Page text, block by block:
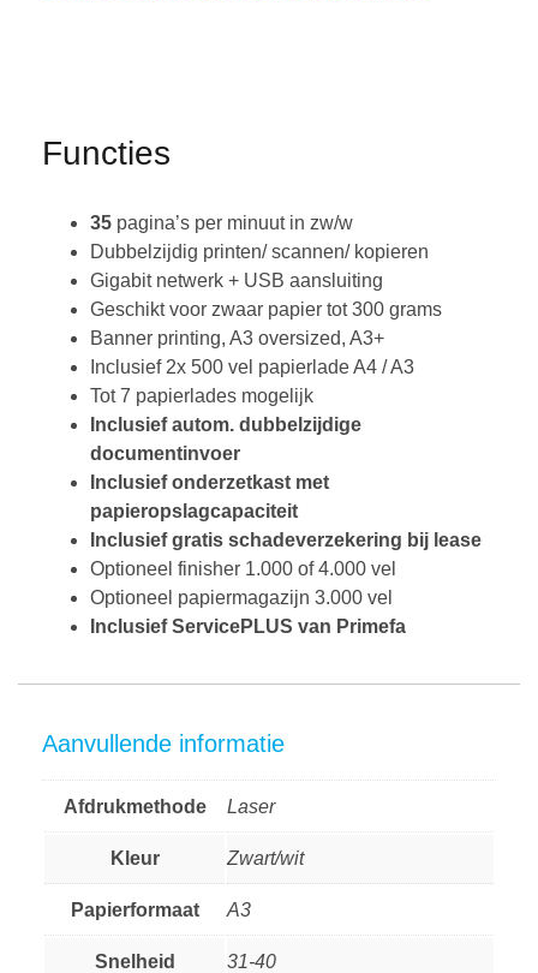
Functies
35 pagina’s per minuut in zw/w
Dubbelzijdig printen/ scannen/ kopieren
Gigabit netwerk + USB aansluiting
Geschikt voor zwaar papier tot 300 grams
Banner printing, A3 oversized, A3+
Inclusief 2x 500 vel papierlade A4 / A3
Tot 7 papierlades mogelijk
Inclusief autom. dubbelzijdige
documentinvoer
Inclusief onderzetkast met
papieropslagcapaciteit
Inclusief gratis schadeverzekering bij lease
Optioneel finisher 1.000 of 4.000 vel
Optioneel papiermagazijn 3.000 vel
Inclusief ServicePLUS van Primefa
Aanvullende informatie
Afdrukmethode Laser
Kleur Zwart/wit
Papierformaat A3
Snelheid 31-40